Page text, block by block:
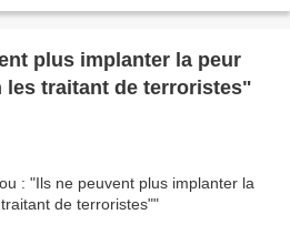
plus implanter la peur
les traitant de terroristes"